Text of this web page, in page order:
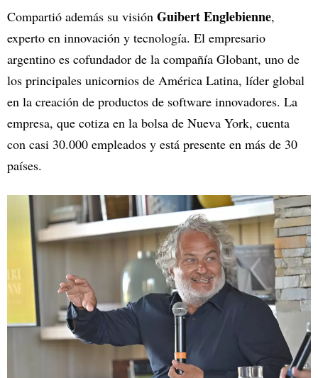
Compartió además su visión Guibert Englebienne,
experto en innovación y tecnología. El empresario
argentino es cofundador de la compañía Globant, uno de
los principales unicornios de América Latina, líder global
en la creación de productos de software innovadores. La
empresa, que cotiza en la bolsa de Nueva York, cuenta
con casi 30.000 empleados y está presente en más de 30
países.